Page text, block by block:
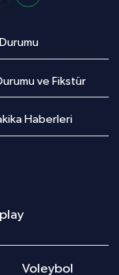
ve Fikstür
Haberleri
Voleybol